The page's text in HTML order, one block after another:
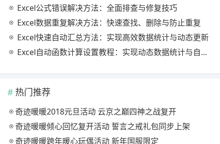
Excel公式错误解决方法：全面排查与修复技巧
Excel数据重复解决方法：快速查找、删除与防止重复
Excel快速自动汇总方法：实现高效数据统计与动态更新
Excel自动函数计算设置教程：实现动态数据统计与自动更新
热门推荐
奇迹暖暖2018元旦活动 云京之巅四神之战复开
奇迹暖暖倾心回忆复开活动 誓言之戒礼包同步上架
奇迹暖暖跨年暖心玩偶活动 新年国服限定